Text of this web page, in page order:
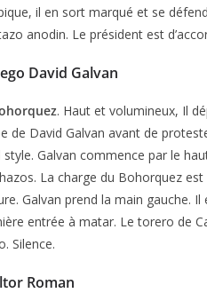
il en sort marqué et se
anodin. Le président est
David Galvan
. Haut et volumineux, Il
de David Galvan avant de
Galvan commence par le
La charge du Bohorquez
Galvan prend la main gauche.
entrée à matar. Le torero de
Silence.
Roman